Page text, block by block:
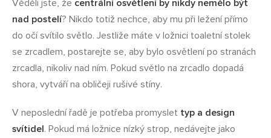
Věděli jste, že centrální osvětlení by nikdy nemělo být
nad postelí? Nikdo totiž nechce, aby mu při ležení přímo
do očí svítilo světlo. Jestliže máte v ložnici toaletní stolek
se zrcadlem, postarejte se, aby bylo osvětlení po stranách
zrcadla, nikoliv nad ním. Pokud světlo na zrcadlo dopadá
shora, vytváří na obličeji rušivé stíny.
V neposlední řadě je potřeba promyslet typ a design
svítidel. Pokud má ložnice nízký strop, nedávejte jako